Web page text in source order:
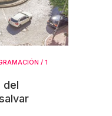
/ 1
del